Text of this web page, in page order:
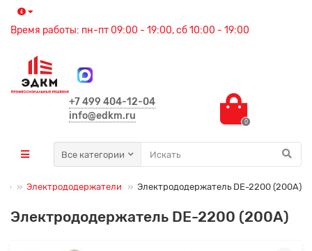
Время работы: пн-пт 09:00 - 19:00, сб 10:00 - 19:00
+7 499 404-12-04
info@edkm.ru
0
Все категории
Электрододержатели Электрододержатель DE-2200 (200А)
Электрододержатель DE-2200 (200А)